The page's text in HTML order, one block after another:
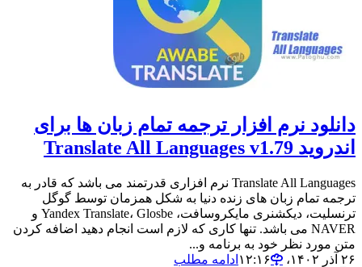
دانلود نرم افزار ترجمه تمام زبان ها برای
اندروید Translate All Languages v1.79
Translate All Languages نرم افزاری قدرتمند می باشد که قادر به
ترجمه تمام زبان های زنده دنیا به شکل همزمان توسط گوگل
ترنسلیت، دیکشنری مایکروسافت، Yandex Translate، Glosbe و
NAVER می باشد. تنها کاری که لازم است انجام دهید اضافه کردن
متن مورد نظر خود به برنامه و...
۲۶ آذر ۱۴۰۲،‏ ۱۲:۱۶
ادامه مطلب